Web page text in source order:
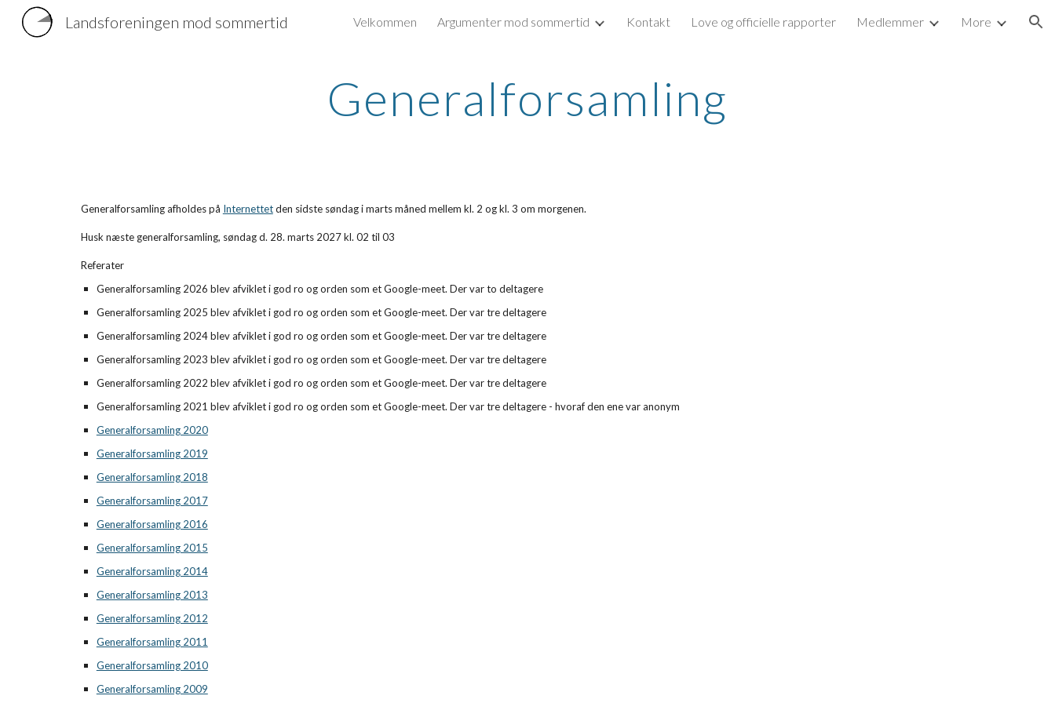
Skip to main content Skip to navigation
Landsforeningen mod sommertid Velkommen Argumenter mod sommertid Kontakt Love og officielle rapporter Medlemmer More
Generalforsamling
Generalforsamling afholdes på Internettetden sidste søndag i marts måned mellem kl. 2 og kl. 3 om morgenen.
Husk næstegeneralforsamling, søndag d. 28. marts 2027kl. 02 til 03
Referater
Generalforsamling 2026 blev afviklet i god ro og orden som et Google-meet. Der var to deltagere
Generalforsamling 2025 blev afviklet i god ro og orden som et Google-meet. Der var tredeltagere
Generalforsamling 2024blev afviklet i god ro og orden som et Google-meet. Der var tre deltagere
Generalforsamling 2023 blev afviklet i god ro og orden som et Google-meet. Der var tre deltagere
Generalforsamling 2022 blev afviklet i god ro og orden som et Google-meet. Der var tre deltagere
Generalforsamling 2021 blev afviklet i god ro og orden som et Google-meet. Der var tre deltagere - hvoraf den ene var anonym
Generalforsamling 2020
Generalforsamling 2019
Generalforsamling 2018
Generalforsamling 2017
Generalforsamling 2016
Generalforsamling 2015
Generalforsamling 2014
Generalforsamling 2013
Generalforsamling 2012
Generalforsamling 2011
Generalforsamling 2010
Generalforsamling 2009